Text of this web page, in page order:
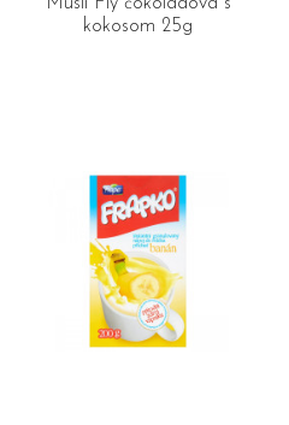
Musli Fly čokoládová s
kokosom 25g